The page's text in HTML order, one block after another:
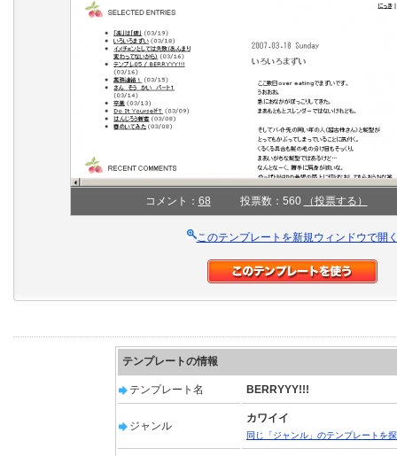
コメント： 68 投票数：560 （投票する）
このテンプレートを新規ウィンドウで開
テンプレートの情報
テンプレート名 BERRYYY!!!
ジャンル
カワイイ
同じ「ジャンル」のテンプレートを